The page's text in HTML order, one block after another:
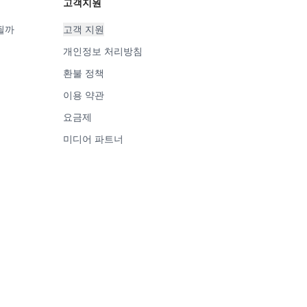
까
고객 지원
개인정보 처리방침
환불 정책
이용 약관
요금제
미디어 파트너